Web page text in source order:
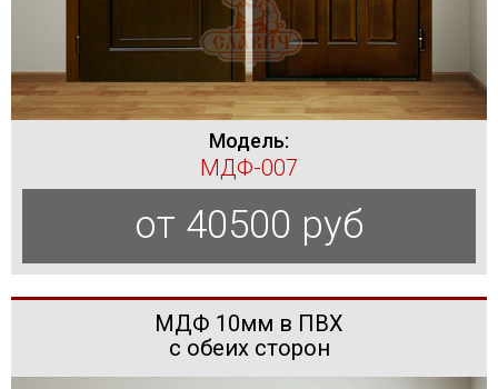
Модель:
МДФ-007
от 40500 руб
МДФ 10мм в ПВХ
с обеих сторон